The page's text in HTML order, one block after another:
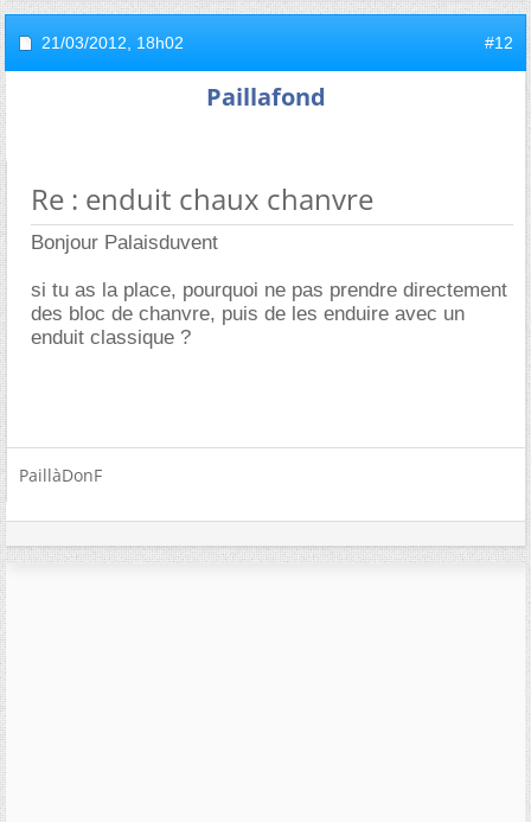
21/03/2012, 18h02 #12
Paillafond
Re : enduit chaux chanvre
Bonjour Palaisduvent
si tu as la place, pourquoi ne pas prendre directement
des bloc de chanvre, puis de les enduire avec un
enduit classique ?
PaillàDonF